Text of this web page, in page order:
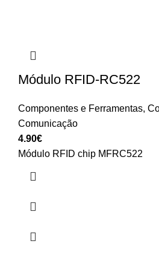
Módulo RFID-RC522
Componentes e Ferramentas,
Comunicação
4.90€
Módulo RFID chip MFRC522